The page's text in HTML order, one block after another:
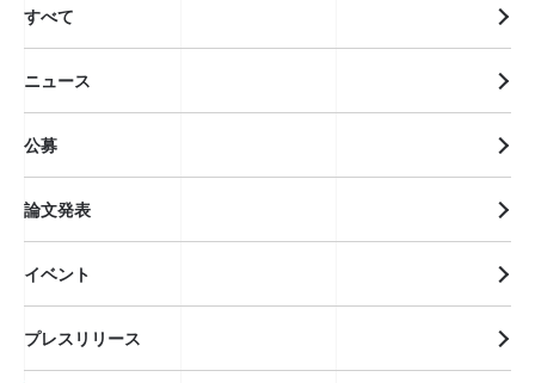
すべて
ニュース
公募
論文発表
イベント
プレスリリース